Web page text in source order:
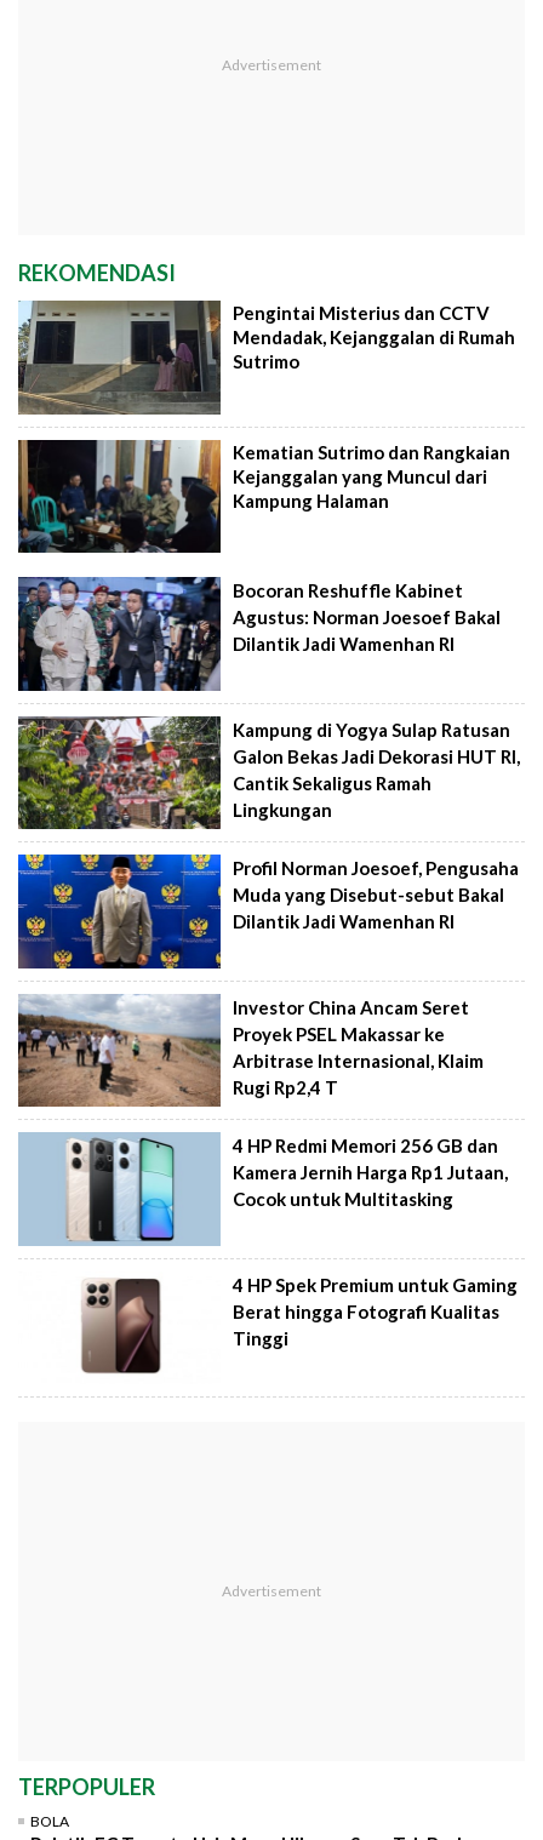
REKOMENDASI
Pengintai Misterius dan CCTV
Mendadak, Kejanggalan di Rumah
Sutrimo
Kematian Sutrimo dan Rangkaian
Kejanggalan yang Muncul dari
Kampung Halaman
Bocoran Reshuffle Kabinet
Agustus: Norman Joesoef Bakal
Dilantik Jadi Wamenhan RI
Kampung di Yogya Sulap Ratusan
Galon Bekas Jadi Dekorasi HUT RI,
Cantik Sekaligus Ramah
Lingkungan
Profil Norman Joesoef, Pengusaha
Muda yang Disebut-sebut Bakal
Dilantik Jadi Wamenhan RI
Investor China Ancam Seret
Proyek PSEL Makassar ke
Arbitrase Internasional, Klaim
Rugi Rp2,4 T
4 HP Redmi Memori 256 GB dan
Kamera Jernih Harga Rp1 Jutaan,
Cocok untuk Multitasking
4 HP Spek Premium untuk Gaming
Berat hingga Fotografi Kualitas
Tinggi
TERPOPULER
BOLA